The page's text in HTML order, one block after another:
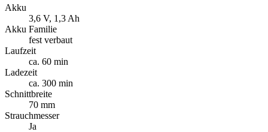
Akku
3,6 V, 1,3 Ah
Akku Familie
fest verbaut
Laufzeit
ca. 60 min
Ladezeit
ca. 300 min
Schnittbreite
70 mm
Strauchmesser
Ja